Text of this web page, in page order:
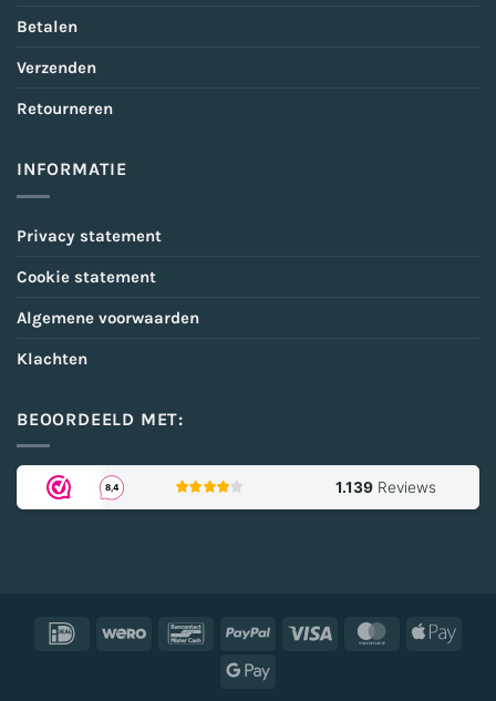
Betalen
Verzenden
Retourneren
INFORMATIE
Privacy statement
Cookie statement
Algemene voorwaarden
Klachten
BEOORDEELD MET:
IDeal Wero BancontactPayPal Visa MasterCard
Google